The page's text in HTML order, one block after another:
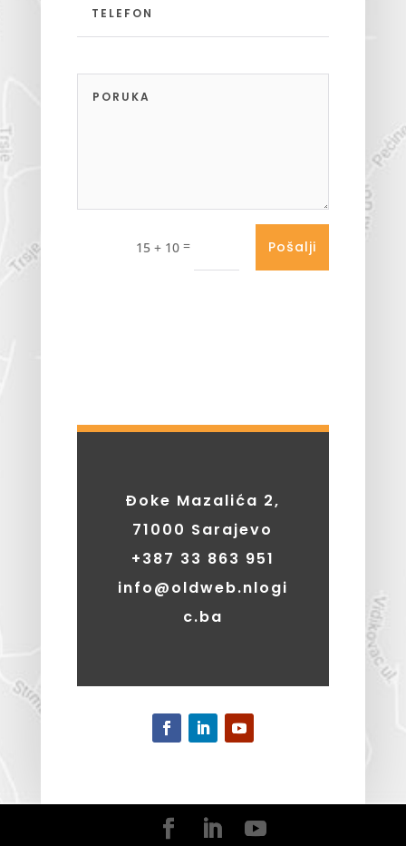
15 + 10 = Pošalji
Đoke Mazalića 2,
71000 Sarajevo
+387 33 863 951
info@oldweb.nlogi
c.ba